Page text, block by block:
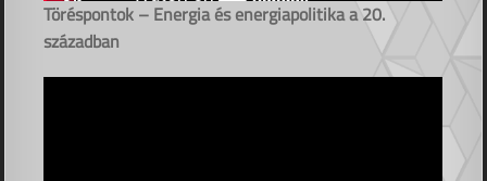
Töréspontok – Energia és energiapolitika a 20.
században